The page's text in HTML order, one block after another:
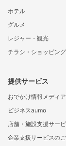
ホテル
グルメ
レジャー・観光
チラシ・ショッピング
提供サービス
おでかけ情報メディ
ビジネスaumo
店舗・施設支援サー
企業支援サービスの